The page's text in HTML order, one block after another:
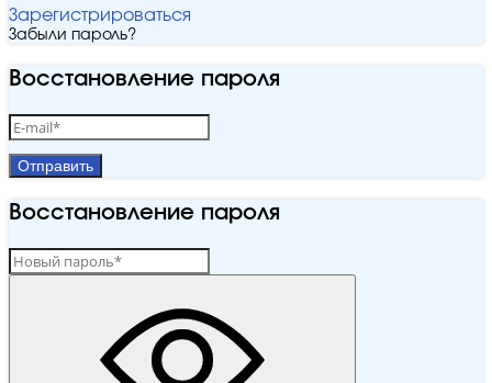
Зарегистрироваться
Забыли пароль?
Восстановление пароля
Отправить
Восстановление пароля